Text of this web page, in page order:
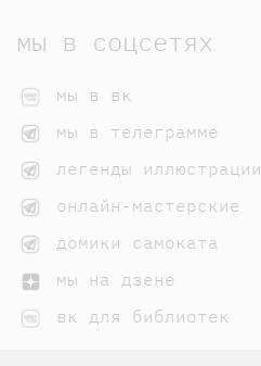
мы в соцсетях
мы в вк
мы в телеграмме
легенды иллюстрации
онлайн-мастерские
домики самоката
мы на дзене
вк для библиотек